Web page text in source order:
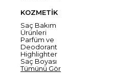
KOZMETİK
Saç Bakım
Ürünleri
Parfüm ve
Deodorant
Highlighter
Saç Boyası
Tümünü Gör